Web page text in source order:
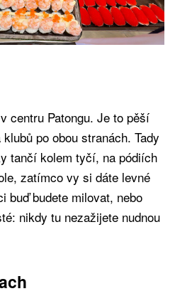
centru Patongu. Je to pěší
po obou stranách. Tady
tančí kolem tyčí, na pódiích
zatímco vy si dáte levné
buď budete milovat, nebo
nikdy tu nezažijete nudnou